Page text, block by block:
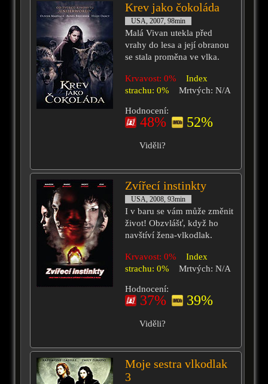
Krev jako čokoláda
USA, 2007, 98min
Malá Vivan utekla před
vrahy do lesa a její obranou
se stala proměna ve vlka.
Krvavost: 0%
Index
strachu: 0%
Mrtvých: N/A
Hodnocení:
48% 52%
Viděli?
Zvířecí instinkty
USA, 2008, 93min
I v baru se vám může změnit
život! Obzvlášť, když ho
navštíví žena-vlkodlak.
Krvavost: 0%
Index
strachu: 0%
Mrtvých: N/A
Hodnocení:
37% 39%
Viděli?
Moje sestra vlkodlak
3